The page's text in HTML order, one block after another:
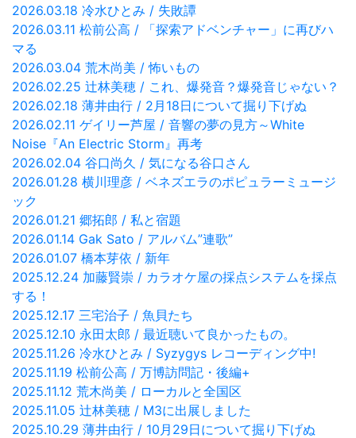
2026.03.18 冷水ひとみ / 失敗譚
2026.03.11 松前公高 / 「探索アドベンチャー」に再びハ
マる
2026.03.04 荒木尚美 / 怖いもの
2026.02.25 辻林美穂 / これ、爆発音？爆発音じゃない？
2026.02.18 薄井由行 / 2月18日について掘り下げぬ
2026.02.11 ゲイリー芦屋 / 音響の夢の見方～White
Noise『An Electric Storm』再考
2026.02.04 谷口尚久 / 気になる谷口さん
2026.01.28 横川理彦 / ベネズエラのポピュラーミュージ
ック
2026.01.21 郷拓郎 / 私と宿題
2026.01.14 Gak Sato / アルバム”連歌”
2026.01.07 橋本芽依 / 新年
2025.12.24 加藤賢崇 / カラオケ屋の採点システムを採点
する！
2025.12.17 三宅治子 / 魚貝たち
2025.12.10 永田太郎 / 最近聴いて良かったもの。
2025.11.26 冷水ひとみ / Syzygys レコーディング中!
2025.11.19 松前公高 / 万博訪問記・後編+
2025.11.12 荒木尚美 / ローカルと全国区
2025.11.05 辻林美穂 / M3に出展しました
2025.10.29 薄井由行 / 10月29日について掘り下げぬ